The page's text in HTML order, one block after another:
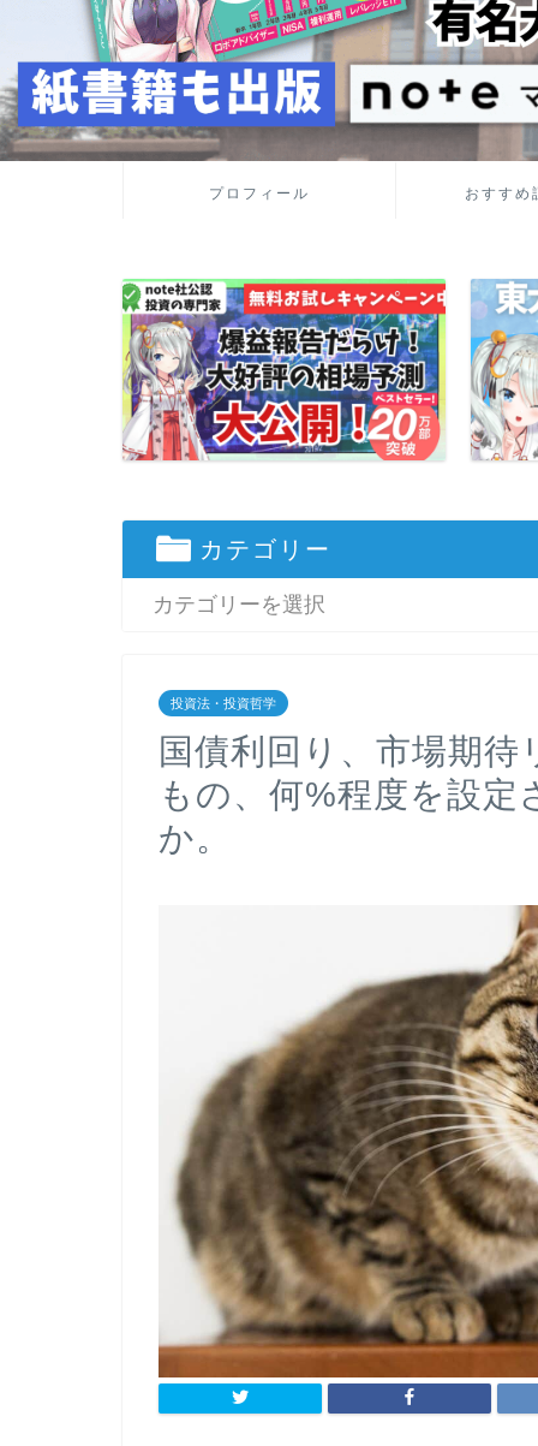
プロフィール おすすめ
カテゴリー
投資法・投資哲学
国債利回り、市場期
もの、何%程度を設
か。